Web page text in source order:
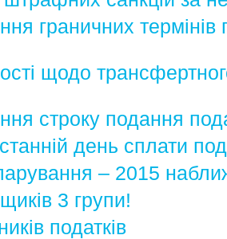
граничних термінів
щодо
строку подання
день сплати
– 2015
3 групи!
податків